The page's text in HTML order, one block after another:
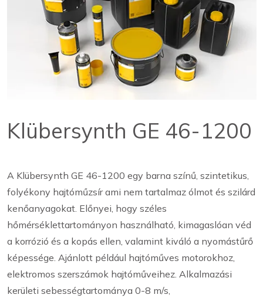
Klübersynth GE 46-1200
A Klübersynth GE 46-1200 egy barna színű, szintetikus,
folyékony hajtóműzsír ami nem tartalmaz ólmot és szilárd
kenőanyagokat. Előnyei, hogy széles
hőmérséklettartományon használható, kimagaslóan véd
a korrózió és a kopás ellen, valamint kiváló a nyomástűrő
képessége. Ajánlott például hajtóműves motorokhoz,
elektromos szerszámok hajtóműveihez. Alkalmazási
kerületi sebességtartománya 0-8 m/s,